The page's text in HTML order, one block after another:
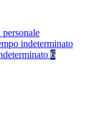
indeterminato
6